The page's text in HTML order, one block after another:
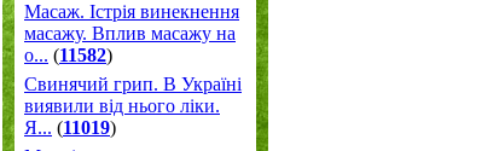
Масаж. Істрія винекнення
масажу. Вплив масажу на
о... (11582)
Свинячий грип. В Україні
виявили від нього ліки.
Я... (11019)